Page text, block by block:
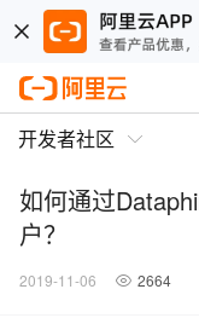
开发者社区
如何通过
户？
2019-11-06 2664